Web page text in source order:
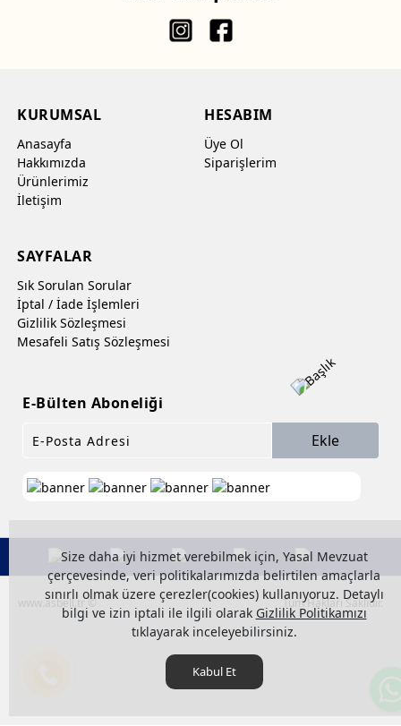
Size daha iyi hizmet verebilmek için, Yasal Mevzuat
çerçevesinde, veri politikalarımızda belirtilen amaçlarla
sınırlı olmak üzere çerezler(cookies) kullanıyoruz. Detaylı
bilgi ve izin iptali ile ilgili olarak Gizlilik Politikamızı
tıklayarak inceleyebilirsiniz.
Kabul Et
KURUMSAL
Anasayfa
Hakkımızda
Ürünlerimiz
İletişim
HESABIM
Üye Ol
Siparişlerim
SAYFALAR
Sık Sorulan Sorular
İptal / İade İşlemleri
Gizlilik Sözleşmesi
Mesafeli Satış Sözleşmesi
E-Bülten Aboneliği
Ekle
www.asbell.tr © Tüm Hakları Saklıdır.